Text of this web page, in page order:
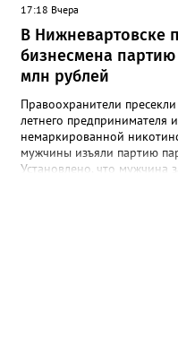
17:18 Вчера
В Нижневартовске
бизнесмена
млн рублей
Правоохранители
летнего предпринимателя
немаркированной
мужчины изъяли партию
Установлено, что мужчина